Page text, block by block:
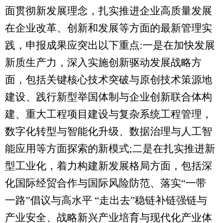
面贯彻新发展理念，扎实推进企业高质量发展
在企业改革、创新和发展等方面的最新管理实
践，申报成果应突出以下重点:一是在加快发展
新质生产力，深入实施创新驱动发展战略方
面，包括关键核心技术突破与原创技术策源地
建设、践行新型举国体制与企业创新联合体构
建、重大工程项目建设与复杂系统工程管理，
数字化转型与智能化升级、数据治理与人工智
能应用等方面探索的新模式;二是在扎实推进新
型工业化，着力构建新发展格局方面，包括深
化国际经贸合作与国际风险防范、落实“一带
一路”倡议与高水平 “走出去”稳链补链强链与
产业安全、战略新兴产业培育与现代化产业体